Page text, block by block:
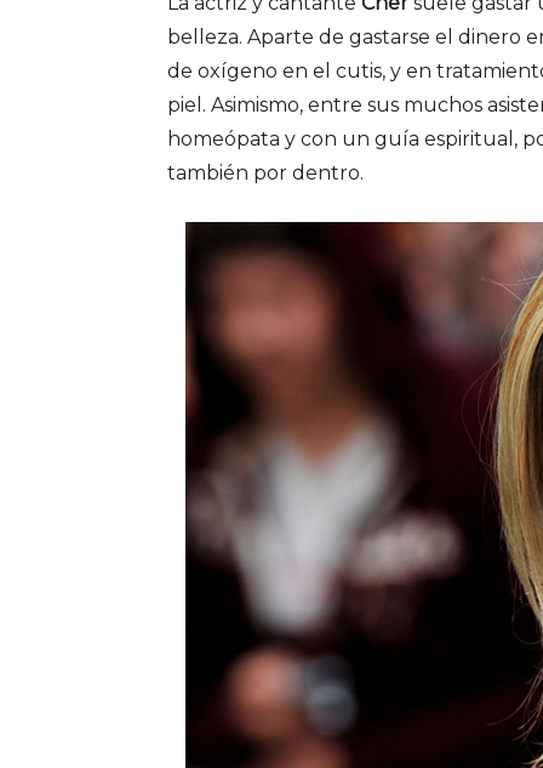
belleza. Aparte de gastarse el dinero
de oxígeno en el cutis, y en
piel. Asimismo, entre sus muchos
homeópata y con un guía espiritual,
también por dentro.